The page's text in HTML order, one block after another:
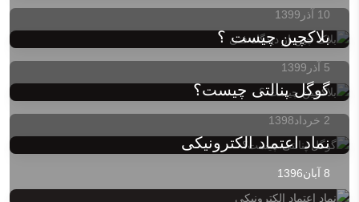
10 آذر1399
بلاکچین چیست ؟
5 آذر1399
گوگل پنالتی چیست؟
2 خرداد1398
نماد اعتماد الکترونیکی
8 آبان1396